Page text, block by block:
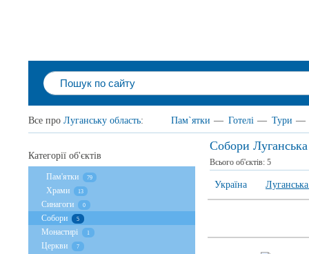
Все про Луганську область: Пам`ятки — Готелі — Тури —
Собори Луганська
Всього об'єктів: 5
Україна
Категорії об'єктів
Пам'ятки 79
Храми 13
Cинагоги 0
Собори 5
Монастирі 1
Церкви 7